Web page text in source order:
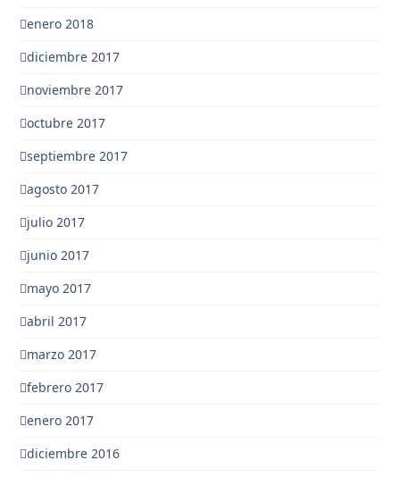
enero 2018
diciembre 2017
noviembre 2017
octubre 2017
septiembre 2017
agosto 2017
julio 2017
junio 2017
mayo 2017
abril 2017
marzo 2017
febrero 2017
enero 2017
diciembre 2016